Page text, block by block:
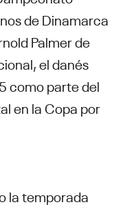
de Dinamarca
Palmer de
el danés
como parte del
en la Copa por
la temporada